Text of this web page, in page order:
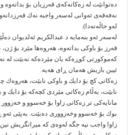
دەتوانێت لە زەكاتەكەی قەرزیان بۆ
نەفەقەی ئەوانی لەسەر واجبە نەك
لەو حاڵەتەدا).
لەسەر ئەو بنەمایە د عبدالكریم ئەلدیوان
قەرز بۆ باوكی بداتەوە، هەروەها مێرد بۆ
كەموكورتی كوڕەكە یان مێردەكە نەبێت لە
ئیبن بازیش هەمان ڕای هەیە.
زەكاتی كچ بۆ دایك و باوكی نابێت، هەروەك
نابێت، بەڵام زەكاتی مێردی كچەكە بۆ دایك
مانایەكی تر زەكاتی زاوا بۆ خەسوو و
بوك بۆ خەسوو وخەزووری دەبێت. بەپێی ئەو
زاوا واجب نیە جگە لەوەی كە میراتگریش